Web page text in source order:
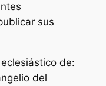
sus
de:
del